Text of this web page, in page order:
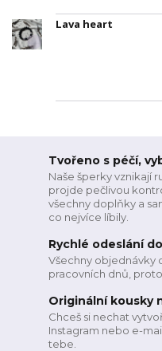
Lava heart
Tvořeno s péčí,
Naše šperky vznikají
projde pečlivou
všechny doplňky a
co nejvíce líbily.
Rychlé odeslání
Všechny objednávky
pracovních dnů,
Originální kousky
Chceš si nechat
Instagram nebo e-
tebe.